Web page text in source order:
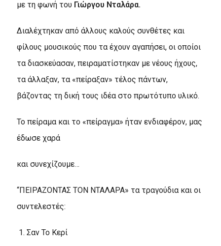
με τη φωνή του Γιώργου Νταλάρα.
Διαλέχτηκαν από άλλους καλούς συνθέτες και
φίλους μουσικούς που τα έχουν αγαπήσει, οι οποίοι
τα διασκεύασαν, πειραματίστηκαν με νέους ήχους,
τα άλλαξαν, τα «πείραξαν» τέλος πάντων,
βάζοντας τη δική τους ιδέα στο πρωτότυπο υλικό.
Το πείραμα και το «πείραγμα» ήταν ενδιαφέρον, μας
έδωσε χαρά
και συνεχίζουμε…
“ΠΕΙΡΑΖΟΝΤΑΣ ΤΟΝ ΝΤΑΛΑΡΑ» τα τραγούδια και οι
συντελεστές:
Σαν Το Κερί